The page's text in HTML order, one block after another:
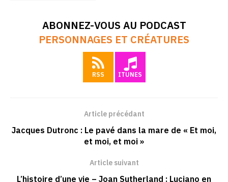
ABONNEZ-VOUS AU PODCAST
PERSONNAGES ET CRÉATURES
RSS ITUNES
Article précédant
Jacques Dutronc : Le pavé dans la mare de « Et moi,
et moi, et moi »
Article suivant
L’histoire d’une vie – Joan Sutherland : Luciano en